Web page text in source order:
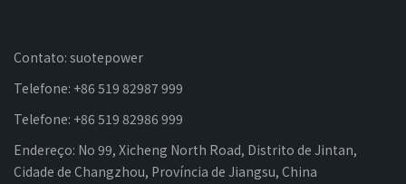
Contato: suotepower
Telefone: +86 519 82987 999
Telefone: +86 519 82986 999
Endereço: No 99, Xicheng North Road, Distrito de Jintan,
Cidade de Changzhou, Província de Jiangsu, China